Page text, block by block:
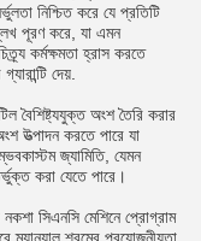
নিশ্চিত করে যে প্রতিটি
পূরণ করে, যা এমন
কর্মক্ষমতা হ্রাস করতে
দেয়.
বৈশিষ্ট্যযুক্ত অংশ তৈরি করার
উত্পাদন করতে পারে যা
জ্যামিতি, যেমন
করা যেতে পারে।
সিএনসি মেশিনে প্রোগ্রাম